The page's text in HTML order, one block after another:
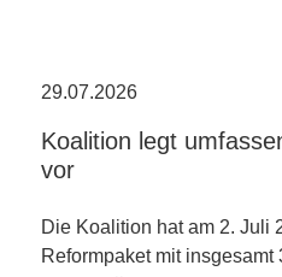
29.07.2026
Koalition legt
vor
Die Koalition hat am 2. Juli
Reformpaket mit insgesamt